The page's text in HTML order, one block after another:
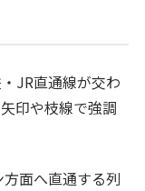
JR直通線が交わ
印や枝線で強調
面へ直通する列